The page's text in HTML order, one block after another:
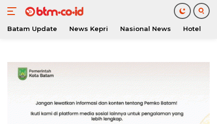
konten
Batam Update News Kepri Nasional News Hotel